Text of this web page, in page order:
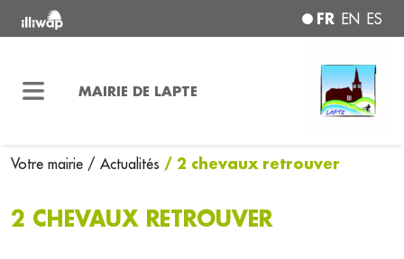
FR EN ES
MAIRIE DE LAPTE
Votre mairie / Actualités / 2 chevaux retrouver
2 CHEVAUX RETROUVER